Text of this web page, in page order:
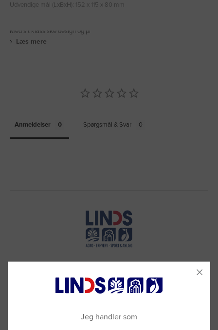
Udvendige mål (LxBxH): 152 x 115 x 80 mm
Med sit klassiske design og pr
Læs mere
Anmeldelser Spørgsmål & Svar
Jeg handler som